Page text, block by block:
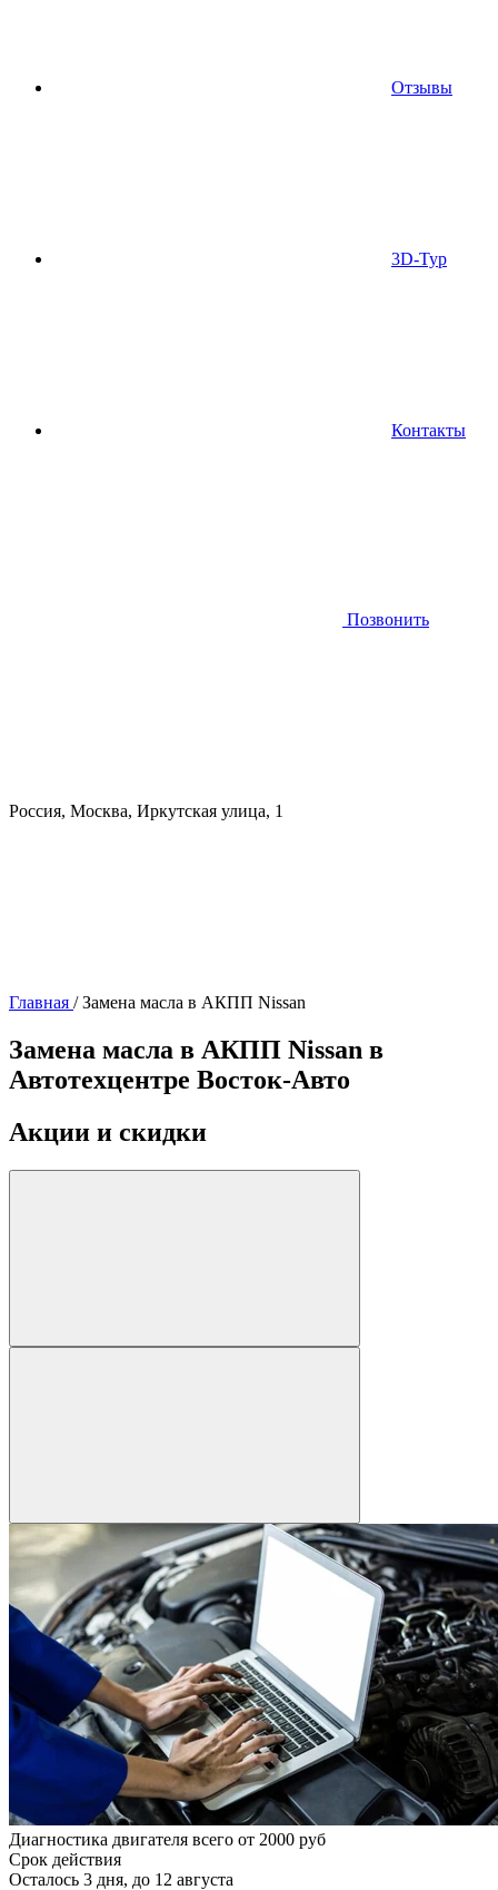
Отзывы
3D-Тур
Контакты
Позвонить
Россия, Москва, Иркутская улица, 1
Главная /Замена масла в АКПП Nissan
Замена масла в АКПП Nissan в
Автотехцентре Восток-Авто
Акции и скидки
Диагностика двигателя всего от 2000 руб
Срок действия
Осталось 3 дня, до 12 августа